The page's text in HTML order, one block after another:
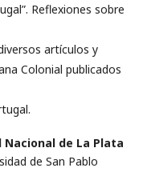
Reflexiones sobre
artículos y
Colonial publicados
Nacional de La Plata
de San Pablo